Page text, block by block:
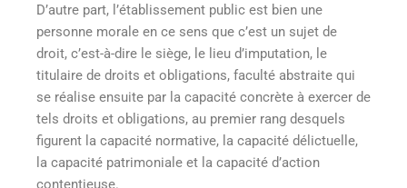
D’autre part, l’établissement public est bien une
personne morale en ce sens que c’est un sujet de
droit, c’est-à-dire le siège, le lieu d’imputation, le
titulaire de droits et obligations, faculté abstraite qui
se réalise ensuite par la capacité concrète à exercer de
tels droits et obligations, au premier rang desquels
figurent la capacité normative, la capacité délictuelle,
la capacité patrimoniale et la capacité d’action
contentieuse.